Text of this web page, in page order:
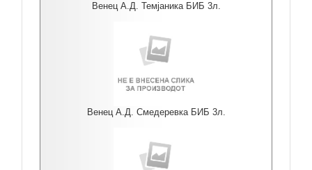
Венец А.Д. Темјаника БИБ 3л.
Венец А.Д. Смедеревка БИБ 3л.